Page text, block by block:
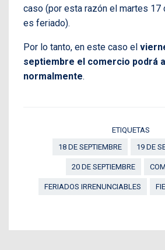
caso (por esta razón el martes 17
es feriado).
Por lo tanto, en este caso el
septiembre el comercio podrá
normalmente.
ETIQUETAS
18 DE SEPTIEMBRE
19 DE
20 DE SEPTIEMBRE
FERIADOS IRRENUNCIABLES